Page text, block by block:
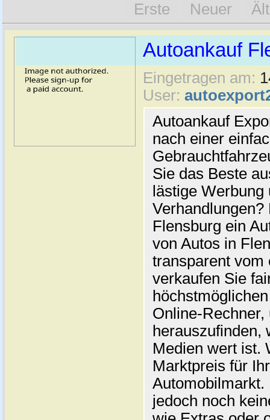
Erste Neuer
Autoankauf
Eingetragen am:
User:
Autoankauf
nach einer
Sie das Beste
lästige
Flensburg ein
von Autos in
transparent vom
verkaufen Sie
Online-
herauszufinden,
Medien wert ist.
Marktpreis für
jedoch noch